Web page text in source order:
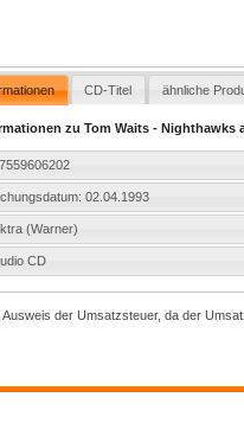
CD-Titel ähnliche
zu Tom Waits - Nighthawks
02.04.1993
(Warner)
CD
der Umsatzsteuer, da der